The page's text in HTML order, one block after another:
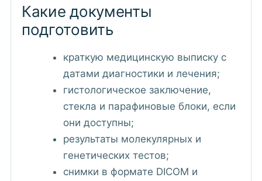
Какие документы
подготовить
краткую медицинскую выписку с
датами диагностики и лечения;
гистологическое заключение,
стекла и парафиновые блоки, если
они доступны;
результаты молекулярных и
генетических тестов;
снимки в формате DICOM и